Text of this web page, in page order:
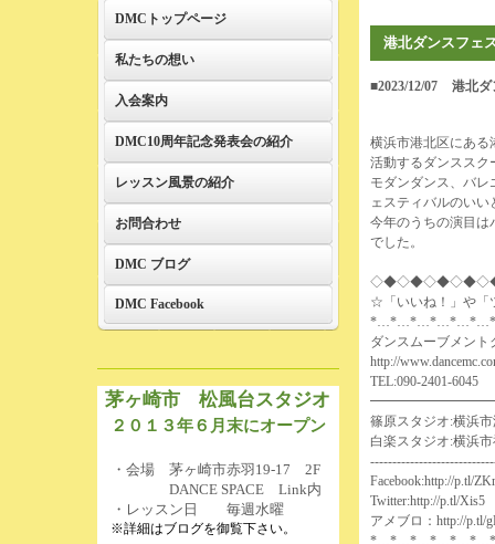
港北ダンスフェ
■2023/12/07 港北ダ
横浜市港北区にある
活動するダンススク
モダンダンス、バ
ェスティバルのいい
今年のうちの演目は
でした。
☆「いいね！」や「
ダンスムーブメント
http://
TEL:090-2401-6045
篠原スタジオ:横浜
白楽スタジオ:横浜
Facebook:http://p.tl/
Twitter:http://p.tl/Xis5
アメブロ： http://p.tl/
DMCトップページ
私たちの想い
入会案内
DMC10周年記念発表会の紹介
レッスン風景の紹介
お問合わせ
DMC ブログ
DMC Facebook
茅ヶ崎市 松風台スタジオ
２０１３年６月末にオープン
・会場 茅ヶ崎市赤羽19-17 2F
DANCE SPACE Link内
・レッスン日 毎週水曜
※詳細はブログを御覧下さい。